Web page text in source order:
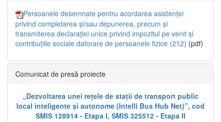
Persoanele desemnate pentru acordarea asistenței
privind completarea și/sau depunerea, precum și
transmiterea declarației unice privind impozitul pe venit și
contribuțiile sociale datorare de persoanele fizice (212) (pdf)
Comunicat de presă proiecte
„Dezvoltarea unei rețele de stații de transport public
local inteligente și autonome (Intelli Bus Hub Net)”, cod
SMIS 128914 - Etapa I, SMIS 325512 - Etapa II